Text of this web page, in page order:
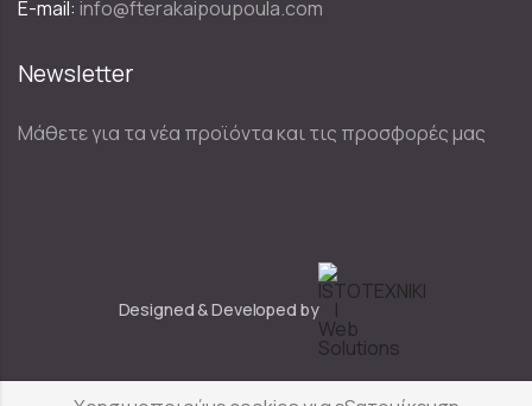
E-mail: info@fterakaipoupoula.com
Newsletter
Μάθετε για τα νέα προϊόντα και τις προσφορές μας
Designed & Developed by